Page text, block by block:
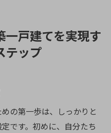
一戸建てを実現す
テップ
の第一歩は、しっかりと
です。初めに、自分たち